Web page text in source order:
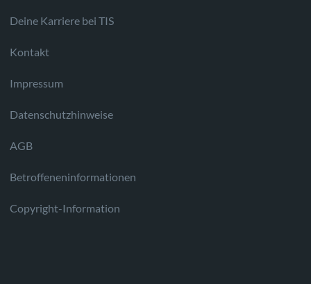
Deine Karriere bei TIS
Kontakt
Impressum
Datenschutzhinweise
AGB
Betroffeneninformationen
Copyright-Information